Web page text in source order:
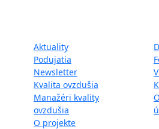
Aktuality
Podujatia
Newsletter
Kvalita ovzdušia
Manažéri kvality
ovzdušia
O projekte